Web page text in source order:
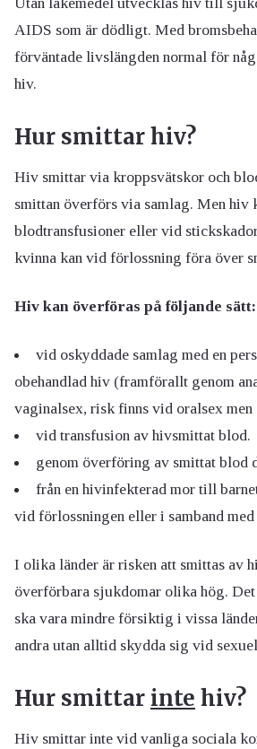
AIDS som är dödligt. Med
förväntade livslängden normal för
hiv.
Hur smittar hiv?
Hiv smittar via kroppsvätskor och
smittan överförs via samlag. Men hiv
blodtransfusioner eller vid
kvinna kan vid förlossning föra över
Hiv kan överföras på följande sätt:
vid oskyddade samlag med en
obehandlad hiv (framförallt genom
vaginalsex, risk finns vid oralsex men
vid transfusion av hivsmittat blod.
genom överföring av smittat blod
från en hivinfekterad mor till
vid förlossningen eller i samband med
I olika länder är risken att smittas av
överförbara sjukdomar olika hög.
ska vara mindre försiktig i vissa
andra utan alltid skydda sig vid
Hur smittar inte hiv?
Hiv smittar inte vid vanliga sociala